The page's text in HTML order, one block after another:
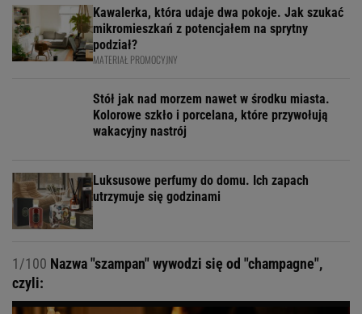
Kawalerka, która udaje dwa pokoje. Jak szukać
mikromieszkań z potencjałem na sprytny
podział?
MATERIAŁ PROMOCYJNY
Stół jak nad morzem nawet w środku miasta.
Kolorowe szkło i porcelana, które przywołują
wakacyjny nastrój
Luksusowe perfumy do domu. Ich zapach
utrzymuje się godzinami
1/100 Nazwa "szampan" wywodzi się od "champagne",
czyli: